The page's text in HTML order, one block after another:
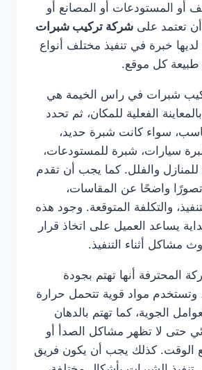
أو المستودعات أو المصانع أو
تعتمد على شركة تركيب شبرات
لديها خبرة في تنفيذ مختلف أنواع
كل موقع.
شبرات في راس الخيمة هي
الفعلية للمكان، ثم تحدد
سواء كانت شبرة حديد،
سيارات، شبرة للمستودعات،
للمنازل والفلل. كما يجب أن تقدم
تصورًا واضحًا عن المقاسات،
والتكلفة المتوقعة. وجود هذه
يساعد العميل على اتخاذ قرار
مشاكل أثناء التنفيذ.
المحترفة أنها تهتم بجودة
وتستخدم مواد قوية تتحمل حرارة
الجوية، كما تهتم بالدهان
حتى لا تظهر مشاكل الصدأ أو
الوقت. كذلك يجب أن يكون فريق